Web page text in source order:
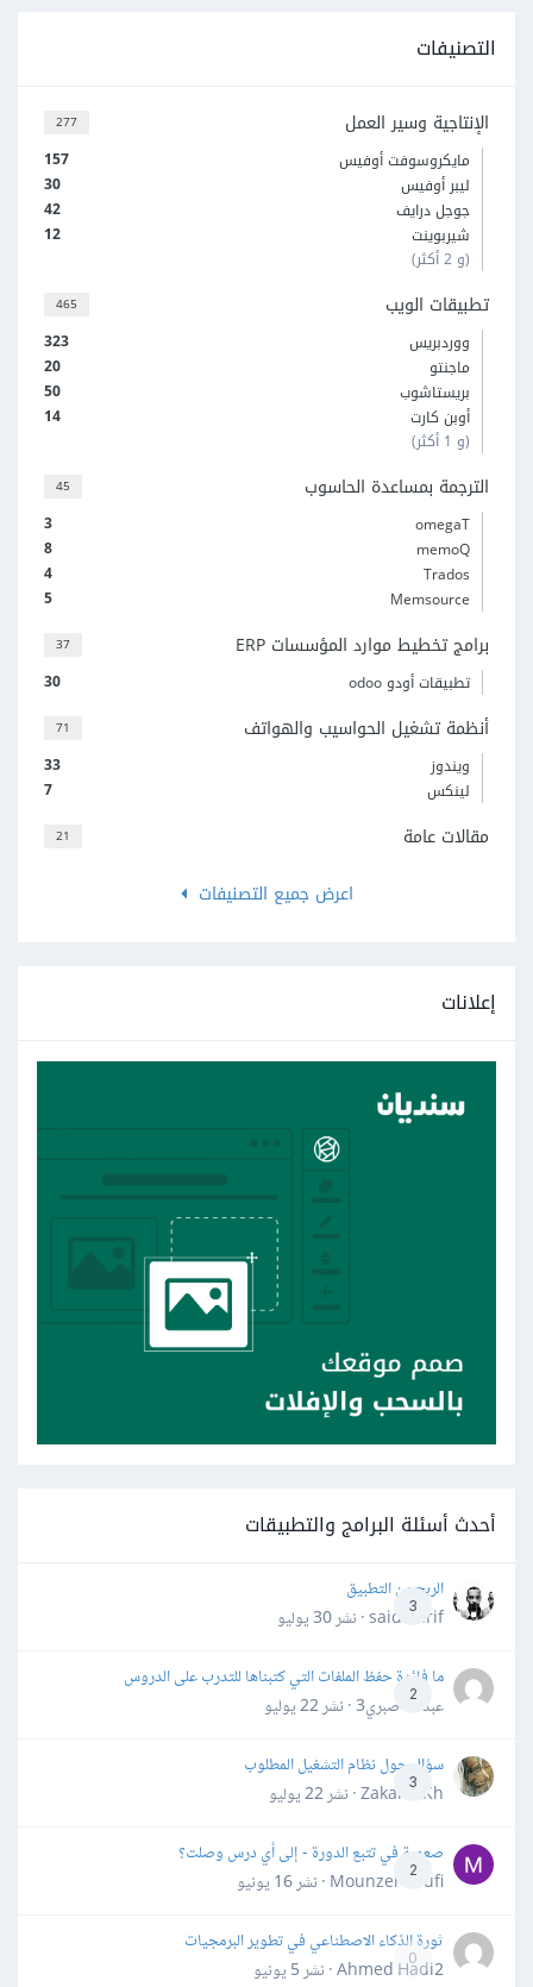
التصنيفات
277 الإنتاجية وسير العمل
157
مايكروسوفت أوفيس
30
ليبر أوفيس
42
جوجل درايف
12
شيربوينت
(و 2 أكثر)
465 تطبيقات الويب
323
ووردبريس
20
ماجنتو
50
بريستاشوب
14
أوبن كارت
(و 1 أكثر)
45 الترجمة بمساعدة الحاسوب
3
omegaT
8
memoQ
4
Trados
5
Memsource
37 برامج تخطيط موارد المؤسسات ERP
30 تطبيقات أودو odoo
71 أنظمة تشغيل الحواسيب والهواتف
33
ويندوز
7
لينكس
21
مقالات عامة
اعرض جميع التصنيفات
إعلانات
أحدث أسئلة البرامج والتطبيقات
3
الربح من التطبيق
said darif · نشر
30 يوليو
2
ما فائدة حفظ الملفات التي كتبناها للتدرب على الدروس
عبدالله صبري3 · نشر
22 يوليو
3
سؤال حول نظام التشغيل المطلوب
Zakaria Kh · نشر
22 يوليو
2
صعوبة في تتبع الدورة - إلى أي درس وصلت؟
Mounzer Soufi · نشر
16 يونيو
0
ثورة الذكاء الاصطناعي في تطوير البرمجيات
Ahmed Hadi2 · نشر
5 يونيو